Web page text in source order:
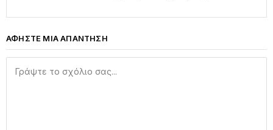
ΑΦΗΣΤΕ ΜΙΑ ΑΠΑΝΤΗΣΗ